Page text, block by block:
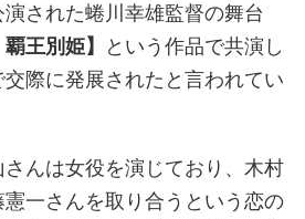
された蜷川幸雄監督の舞台
王別姫】
という作品で共演し
際に発展されたと言われてい
んは女役を演じており、木村
一さんを取り合うという恋の